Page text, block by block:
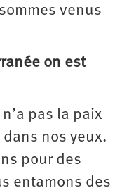
venus
on est
pas la paix
nos yeux.
pour des
entamons des